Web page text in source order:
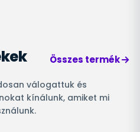
Összes termék
válogattuk és
kínálunk, amiket mi